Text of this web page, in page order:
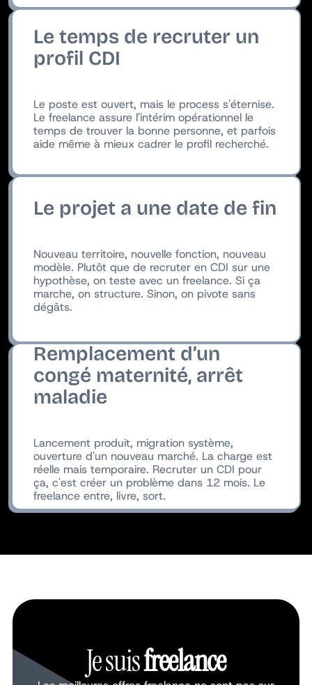
Le temps de recruter un
profil CDI
Le poste est ouvert, mais le process s'éternise.
Le freelance assure l'intérim opérationnel le
temps de trouver la bonne personne, et parfois
aide même à mieux cadrer le profil recherché.
Le projet a une date de fin
Nouveau territoire, nouvelle fonction, nouveau
modèle. Plutôt que de recruter en CDI sur une
hypothèse, on teste avec un freelance. Si ça
marche, on structure. Sinon, on pivote sans
dégâts.
Remplacement d’un
congé maternité, arrêt
maladie
Lancement produit, migration système,
ouverture d'un nouveau marché. La charge est
réelle mais temporaire. Recruter un CDI pour
ça, c'est créer un problème dans 12 mois. Le
freelance entre, livre, sort.
Je suisfreelance